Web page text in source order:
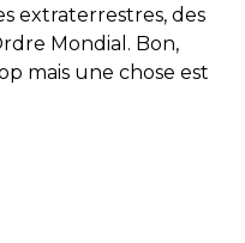
extraterrestres, des
Mondial. Bon,
mais une chose est